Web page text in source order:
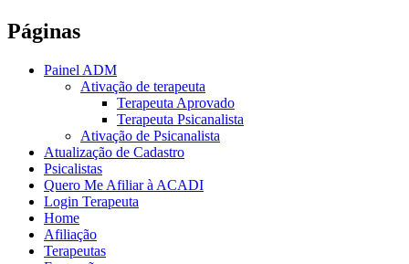
Páginas
Painel ADM
Ativação de terapeuta
Terapeuta Aprovado
Terapeuta Psicanalista
Ativação de Psicanalista
Atualização de Cadastro
Psicalistas
Quero Me Afiliar à ACADI
Login Terapeuta
Home
Afiliação
Terapeutas